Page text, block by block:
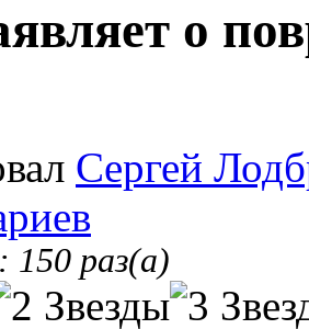
о
Сергей
150 раз(а)